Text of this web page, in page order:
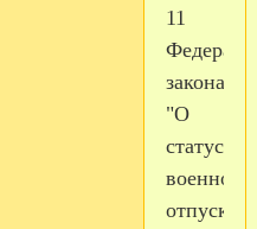
11
закона
"О
статусе
отпуск